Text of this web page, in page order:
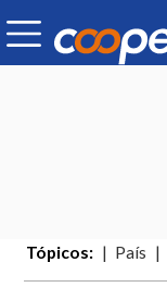
Tópicos: País